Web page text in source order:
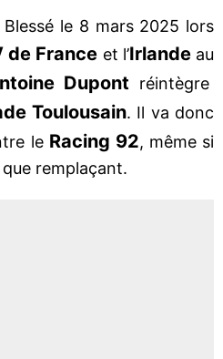
le 8 mars 2025 lors
de France et l’Irlandeau
Dupont réintègre
Toulousain. Il va donc
le Racing 92, même si
remplaçant.